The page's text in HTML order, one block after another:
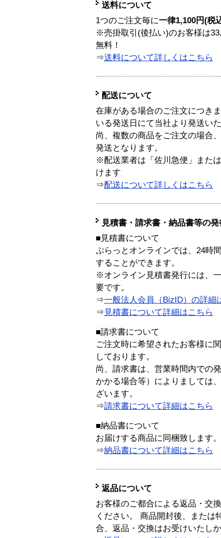
送料について
1つのご注文毎に一律1,100円(税
※売掛取引(後払い)のお客様は
無料！
⇒送料について詳しくはこちら
配送について
在庫がある場合のご注文につき
いる発送日にて当社より発送い
尚、複数の商品をご注文の場合
発送となります。
※配送業者は「佐川急便」また
けます
⇒配送について詳しくはこちら
見積書・請求書・納品書等の
■見積書について
ぷらっとオンラインでは、24時
することができます。
※オンライン見積書発行には、
要です。
⇒一般法人会員（BizID）の詳細
⇒ 見積書について詳細はこちら
■請求書について
ご注文時に希望されたお客様に
しております。
尚、請求書は、営業時間内での
かかる場合等）によりましては
ざいます。
⇒請求書について詳細はこちら
■納品書について
お届けする商品に同梱致します。
⇒納品書について詳細はこちら
返品について
お客様のご都合による返品・交
ください。 商品開封後、または
合、返品・交換はお受けいたし